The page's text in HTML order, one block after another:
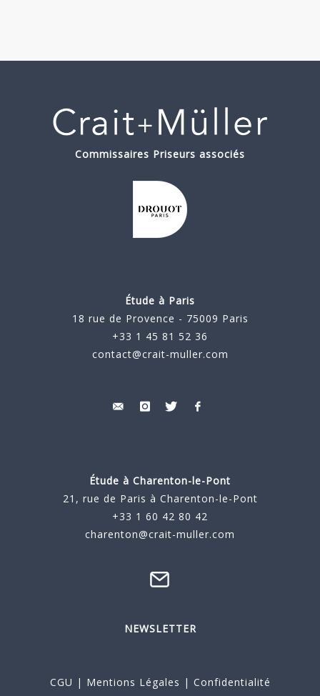
Commissaires Priseurs associés
Étude à Paris
18 rue de Provence - 75009 Paris
+33 1 45 81 52 36
contact@crait-muller.com
Étude à Charenton-le-Pont
21, rue de Paris à Charenton-le-Pont
+33 1 60 42 80 42
charenton@crait-muller.com
NEWSLETTER
CGU | Mentions Légales | Confidentialité